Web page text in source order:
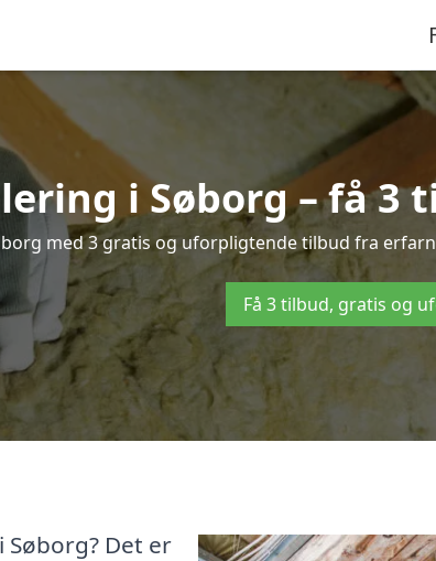
i Søborg – få
med 3 gratis og uforpligtende tilbud fra
Få 3 tilbud, gratis og
Det er